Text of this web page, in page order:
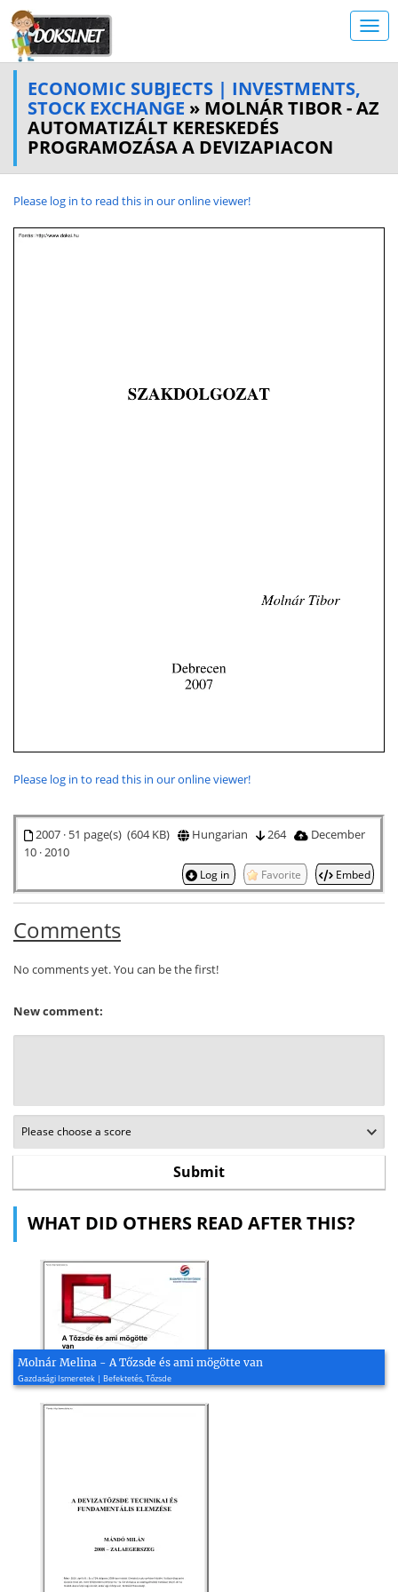
ECONOMIC SUBJECTS | INVESTMENTS,
STOCK EXCHANGE » MOLNÁR TIBOR - AZ
AUTOMATIZÁLT KERESKEDÉS
PROGRAMOZÁSA A DEVIZAPIACON
Please log in to read this in our online viewer!
Please log in to read this in our online viewer!
2007 · 51 page(s) (604 KB) Hungarian 264
December
10 · 2010
Log in Favorite Embed
Comments
No comments yet. You can be the first!
New comment:
WHAT DID OTHERS READ AFTER THIS?
Molnár Melina - A Tőzsde és ami mögötte van
Gazdasági Ismeretek | Befektetés, Tőzsde